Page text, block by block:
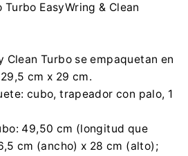
EasyWring & Clean
Clean Turbo se empaquetan en
cm x 29 cm.
cubo, trapeador con palo, 1
49,50 cm (longitud que
cm (ancho) x 28 cm (alto);